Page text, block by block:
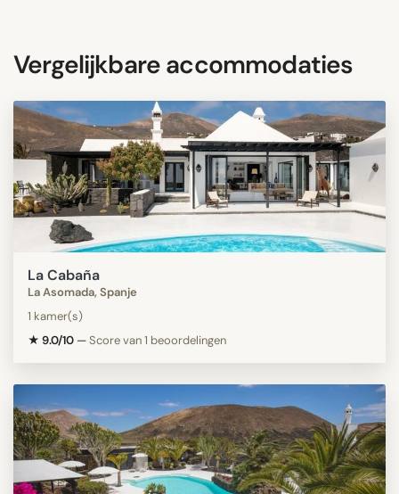
Vergelijkbare accommodaties
La Cabaña
La Asomada, Spanje
1 kamer(s)
★ 9.0/10 —Score van 1 beoordelingen